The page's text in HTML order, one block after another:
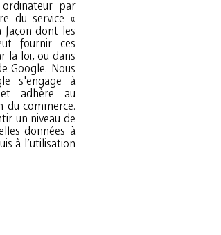
par
du service «
façon dont les
fournir ces
la loi, ou dans
Google. Nous
s'engage à
adhère au
du commerce.
un niveau de
données à